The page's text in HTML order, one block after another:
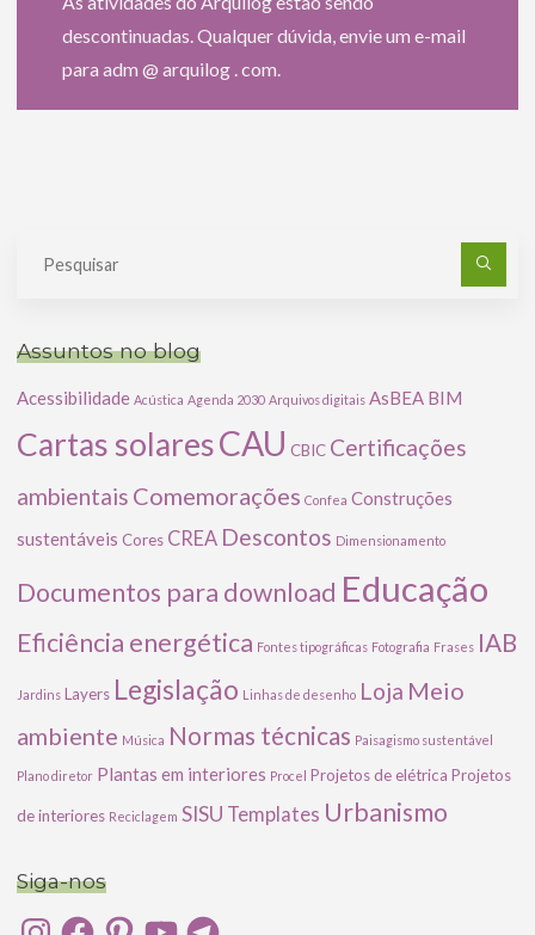
descontinuadas. Qualquer dúvida, envie um e-mail
para adm @ arquilog . com.
Assuntos no blog
Acessibilidade Acústica Agenda 2030 Arquivos digitais AsBEA BIM
Cartas solaresCAU CBIC Certificações
ambientais Comemorações Confea Construções
sustentáveis Cores CREA Descontos Dimensionamento
Documentos para download Educação
Eficiência energética Fontes tipográficas Fotografia Frases IAB
Jardins Layers Legislação Linhas de desenho Loja Meio
ambiente Música Normas técnicas Paisagismo sustentável
Plano diretor Plantas em interiores Procel Projetos de elétrica Projetos
de interiores Reciclagem SISU Templates Urbanismo
Siga-nos
InstagramFacebookPinterestYouTubeTelegram